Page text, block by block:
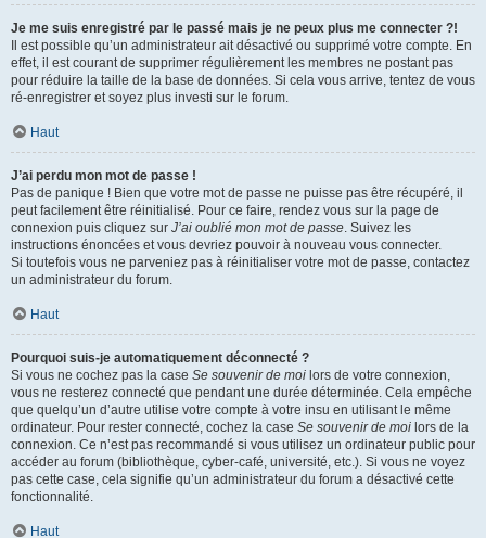
Je me suis enregistré par le passé mais je ne peux plus me connecter ?!
Il est possible qu’un administrateur ait désactivé ou supprimé votre compte. En
effet, il est courant de supprimer régulièrement les membres ne postant pas
pour réduire la taille de la base de données. Si cela vous arrive, tentez de vous
ré-enregistrer et soyez plus investi sur le forum.
Haut
J’ai perdu mon mot de passe !
Pas de panique ! Bien que votre mot de passe ne puisse pas être récupéré, il
peut facilement être réinitialisé. Pour ce faire, rendez vous sur la page de
connexion puis cliquez sur J’ai oublié mon mot de passe. Suivez les
instructions énoncées et vous devriez pouvoir à nouveau vous connecter.
Si toutefois vous ne parveniez pas à réinitialiser votre mot de passe, contactez
un administrateur du forum.
Haut
Pourquoi suis-je automatiquement déconnecté ?
Si vous ne cochez pas la case Se souvenir de moi lors de votre connexion,
vous ne resterez connecté que pendant une durée déterminée. Cela empêche
que quelqu’un d’autre utilise votre compte à votre insu en utilisant le même
ordinateur. Pour rester connecté, cochez la case Se souvenir de moi lors de la
connexion. Ce n’est pas recommandé si vous utilisez un ordinateur public pour
accéder au forum (bibliothèque, cyber-café, université, etc.). Si vous ne voyez
pas cette case, cela signifie qu’un administrateur du forum a désactivé cette
fonctionnalité.
Haut